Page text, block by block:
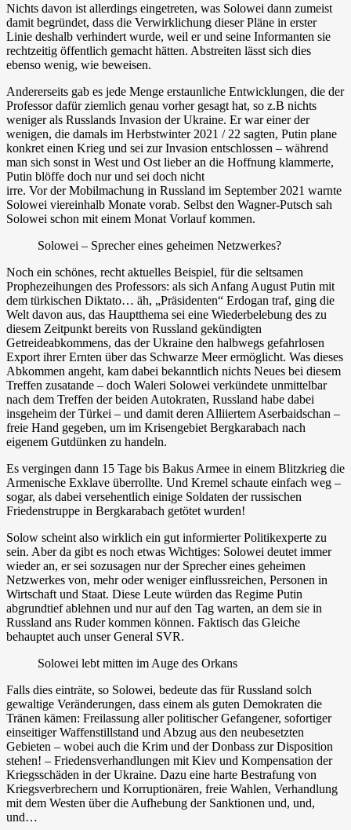
Nichts davon ist allerdings eingetreten, was Solowei dann zumeist
damit begründet, dass die Verwirklichung dieser Pläne in erster
Linie deshalb verhindert wurde, weil er und seine Informanten sie
rechtzeitig öffentlich gemacht hätten. Abstreiten lässt sich dies
ebenso wenig, wie beweisen.
Andererseits gab es jede Menge erstaunliche Entwicklungen, die der
Professor dafür ziemlich genau vorher gesagt hat, so z.B nichts
weniger als Russlands Invasion der Ukraine. Er war einer der
wenigen, die damals im Herbstwinter 2021 / 22 sagten, Putin plane
konkret einen Krieg und sei zur Invasion entschlossen – während
man sich sonst in West und Ost lieber an die Hoffnung klammerte,
Putin blöffe doch nur und sei doch nicht
irre. Vor der Mobilmachung in Russland im September 2021 warnte
Solowei viereinhalb Monate vorab. Selbst den Wagner-Putsch sah
Solowei schon mit einem Monat Vorlauf kommen.
Solowei – Sprecher eines geheimen Netzwerkes?
Noch ein schönes, recht aktuelles Beispiel, für die seltsamen
Prophezeihungen des Professors: als sich Anfang August Putin mit
dem türkischen Diktato… äh, „Präsidenten“ Erdogan traf, ging die
Welt davon aus, das Hauptthema sei eine Wiederbelebung des zu
diesem Zeitpunkt bereits von Russland gekündigten
Getreideabkommens, das der Ukraine den halbwegs gefahrlosen
Export ihrer Ernten über das Schwarze Meer ermöglicht. Was dieses
Abkommen angeht, kam dabei bekanntlich nichts Neues bei diesem
Treffen zusatande – doch Waleri Solowei verkündete unmittelbar
nach dem Treffen der beiden Autokraten, Russland habe dabei
insgeheim der Türkei – und damit deren Alliiertem Aserbaidschan –
freie Hand gegeben, um im Krisengebiet Bergkarabach nach
eigenem Gutdünken zu handeln.
Es vergingen dann 15 Tage bis Bakus Armee in einem Blitzkrieg die
Armenische Exklave überrollte. Und Kremel schaute einfach weg –
sogar, als dabei versehentlich einige Soldaten der russischen
Friedenstruppe in Bergkarabach getötet wurden!
Solow scheint also wirklich ein gut informierter Politikexperte zu
sein. Aber da gibt es noch etwas Wichtiges: Solowei deutet immer
wieder an, er sei sozusagen nur der Sprecher eines geheimen
Netzwerkes von, mehr oder weniger einflussreichen, Personen in
Wirtschaft und Staat. Diese Leute würden das Regime Putin
abgrundtief ablehnen und nur auf den Tag warten, an dem sie in
Russland ans Ruder kommen können. Faktisch das Gleiche
behauptet auch unser General SVR.
Solowei lebt mitten im Auge des Orkans
Falls dies einträte, so Solowei, bedeute das für Russland solch
gewaltige Veränderungen, dass einem als guten Demokraten die
Tränen kämen: Freilassung aller politischer Gefangener, sofortiger
einseitiger Waffenstillstand und Abzug aus den neubesetzten
Gebieten – wobei auch die Krim und der Donbass zur Disposition
stehen! – Friedensverhandlungen mit Kiev und Kompensation der
Kriegsschäden in der Ukraine. Dazu eine harte Bestrafung von
Kriegsverbrechern und Korruptionären, freie Wahlen, Verhandlung
mit dem Westen über die Aufhebung der Sanktionen und, und,
und…